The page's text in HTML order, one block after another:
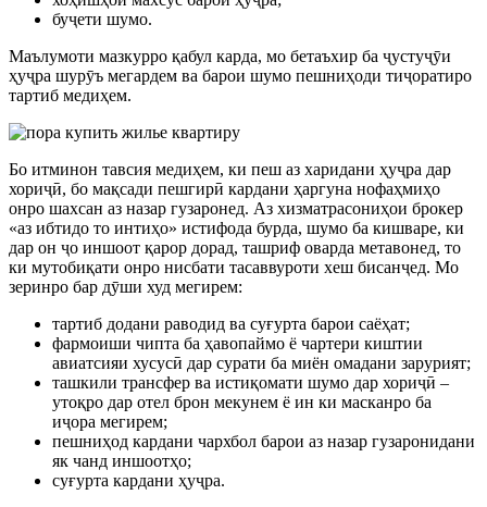
буҷети шумо.
Маълумоти мазкурро қабул карда, мо бетаъхир ба ҷустуҷӯи
ҳуҷра шурӯъ мегардем ва барои шумо пешниҳоди тиҷоратиро
тартиб медиҳем.
Бо итминон тавсия медиҳем, ки пеш аз харидани ҳуҷра дар
хориҷӣ, бо мақсади пешгирӣ кардани ҳаргуна нофаҳмиҳо
онро шахсан аз назар гузаронед. Аз хизматрасониҳои брокер
«аз ибтидо то интиҳо» истифода бурда, шумо ба кишваре, ки
дар он ҷо иншоот қарор дорад, ташриф оварда метавонед, то
ки мутобиқати онро нисбати тасаввуроти хеш бисанҷед. Мо
зеринро бар дӯши худ мегирем:
тартиб додани раводид ва суғурта барои саёҳат;
фармоиши чипта ба ҳавопаймо ё чартери киштии
авиатсияи хусусӣ дар сурати ба миён омадани зарурият;
ташкили трансфер ва истиқомати шумо дар хориҷӣ –
утоқро дар отел брон мекунем ё ин ки масканро ба
иҷора мегирем;
пешниҳод кардани чархбол барои аз назар гузаронидани
як чанд иншоотҳо;
суғурта кардани ҳуҷра.